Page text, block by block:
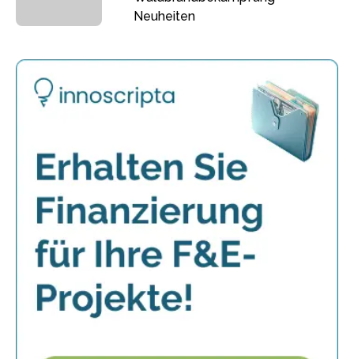
Neuheiten